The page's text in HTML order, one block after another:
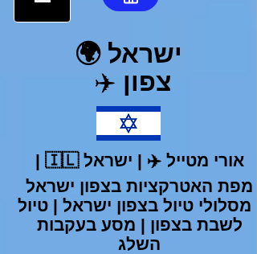
ישראל🌍
צפון ✈️
אורי מטייל✈️
| ישראל 🇮🇱 |
מפת האטרקציות בצפון ישראל
מסלולי טיול בצפון ישראל | טיול
לשבת בצפון | מסע בעקבות
השלג